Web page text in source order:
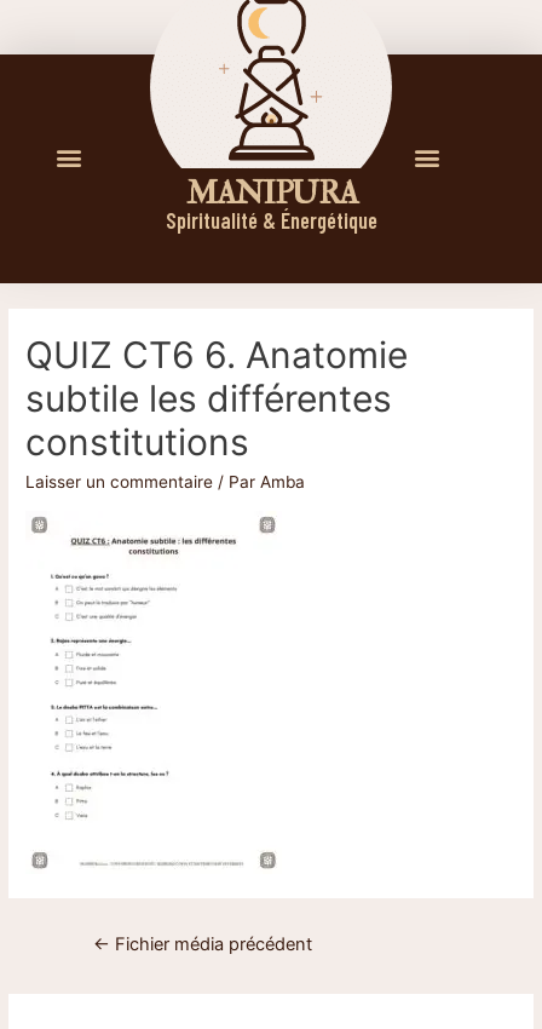
M A N I P U R A
Spiritualité & Énergétique
QUIZ CT6 6. Anatomie
subtile les différentes
constitutions
Laisser un commentaire / ParAmba
← Fichier média précédent